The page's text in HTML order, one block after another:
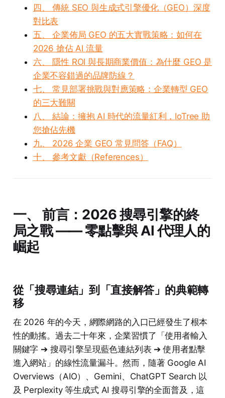
四、 傳統 SEO 與生成式引擎優化（GEO）深度
對比表
五、 企業佈局 GEO 的五大實戰策略：如何在
2026 搶佔 AI 流量
六、 隱性 ROI 與長期商業價值：為什麼 GEO 是
企業不容錯過的品牌防線？
七、 常見部署挑戰與對應策略：企業轉型 GEO
的三大難關
八、 結論：擁抱 AI 時代的流量紅利，IoTree 助
您搶佔先機
九、 2026 企業 GEO 常見問答（FAQ）
十、 參考文獻（References）
一、 前言：2026 搜尋引擎的終
局之戰 —— 零點擊與 AI 代理人的
崛起
從「搜尋連結」到「直接解答」的典範轉
移
在 2026 年的今天，網際網路的入口已經發生了根本
性的動搖。過去二十年來，企業習慣了「使用者輸入
關鍵字 ➔ 搜尋引擎呈現藍色連結列表 ➔ 使用者點擊
進入網站」的線性流量漏斗。然而，隨著 Google AI
Overviews（AIO）、Gemini、ChatGPT Search 以
及 Perplexity 等生成式 AI 搜尋引擎的全面普及，這